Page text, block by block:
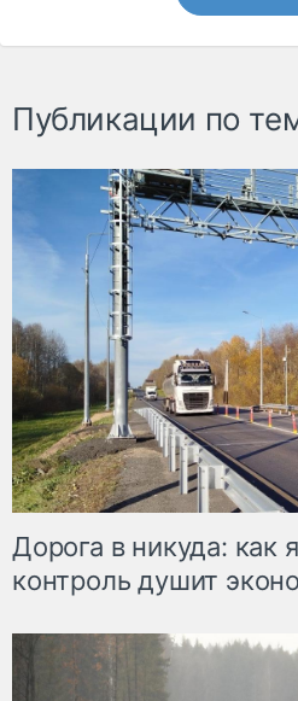
Публикации по
Дорога в никуда: как
контроль душит